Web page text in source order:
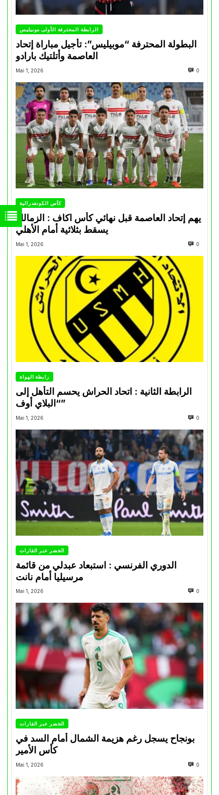
الرابطة المحترفة الأولى موبيليس
البطولة المحترفة “موبيليس”: تأجيل مباراة إتحاد
العاصمة وأتلتيك بارادو
Mai 1, 2026 0
كأس الكونفدرالية
يهم إتحاد العاصمة قبل نهائي كأس اكاف : الزمالك
Mai 1, 2026 0
رابطة الهواة
الرابطة الثانية : اتحاد الحراش يحسم التأهل إلى
“البلاي أوف”
Mai 1, 2026 0
الخضر عبر القارات
الدوري الفرنسي : استبعاد عبدلي من قائمة
مرسيليا أمام نانت
Mai 1, 2026 0
الخضر عبر القارات
بونجاح يسجل رغم هزيمة الشمال أمام السد في
كأس الأمير
Mai 1, 2026 0